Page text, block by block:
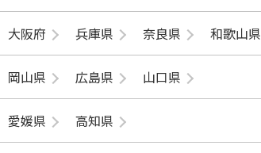
大阪府 兵庫県 奈良県 和歌山県
岡山県 広島県 山口県
愛媛県 高知県